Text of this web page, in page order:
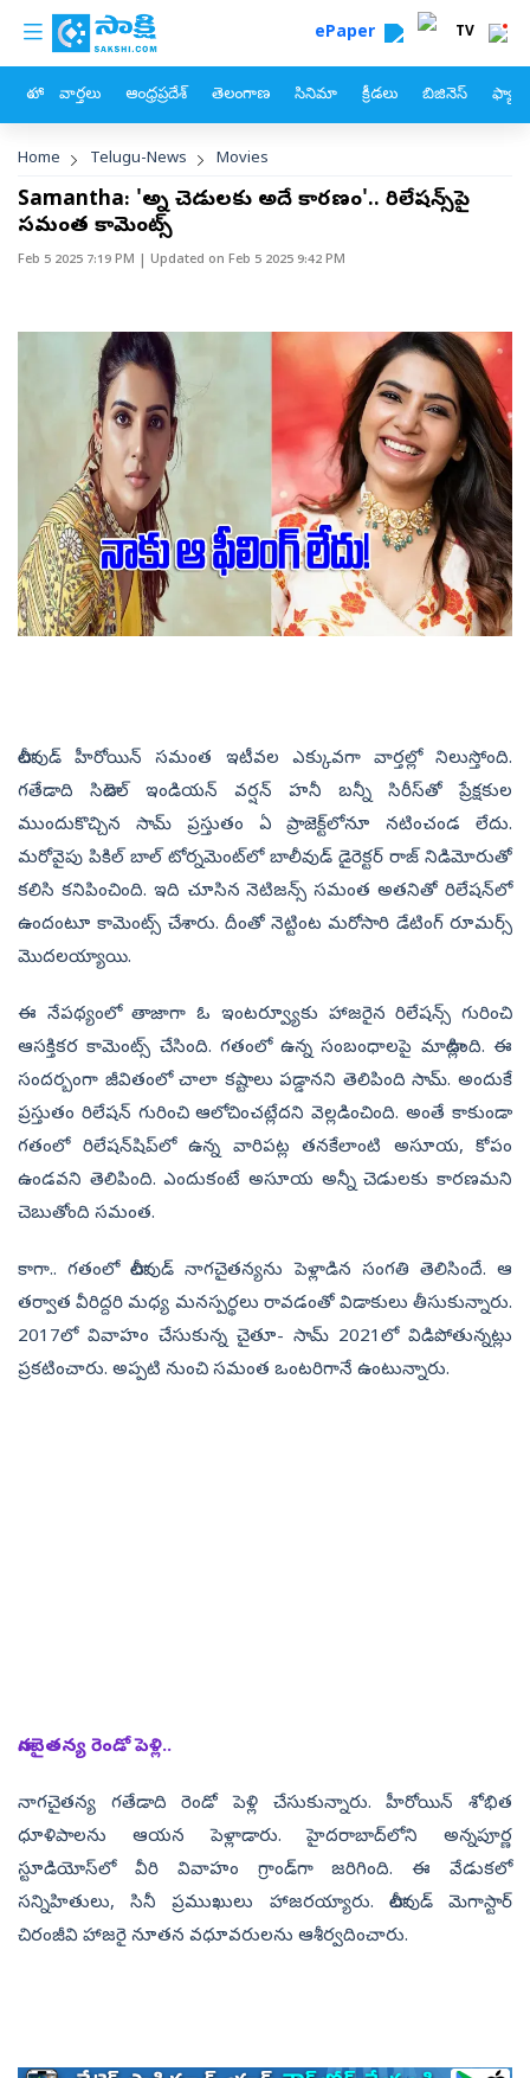
Skip to main content
custom menu ePaper TV
హోం వార్తలు ఆంధ్రప్రదేశ్ తెలంగాణ సినిమా క్రీడలు బిజినెస్
Breadcrumb
Home Telugu-News Movies
Samantha: 'అన్ని చెడులకు అదే కారణం'.. రిలేషన్స్‌పై
సమంత కామెంట్స్
Feb 5 2025 7:19 PM | Updated on Feb 5 2025 9:42 PM
టాలీవుడ్ హీరోయిన్ సమంత ఇటీవల ఎక్కువగా వార్తల్లో నిలుస్తోంది.
గతేడాది సిటాడెల్ ఇండియన్ వర్షన్ హనీ బన్నీ సిరీస్‌తో ప్రేక్షకుల
ముందుకొచ్చిన సామ్ ప్రస్తుతం ఏ ప్రాజెక్ట్‌లోనూ నటించండ లేదు.
మరోవైపు పికిల్ బాల్ టోర్నమెంట్‌లో బాలీవుడ్ డైరెక్టర్‌ రాజ్ నిడిమోరుతో
కలిసి కనిపించింది. ఇది చూసిన నెటిజన్స్ సమంత అతనితో రిలేషన్‌లో
ఉందంటూ కామెంట్స్ చేశారు. దీంతో నెట్టింట మరోసారి డేటింగ్ రూమర్స్
మొదలయ్యాయి.
ఈ నేపథ్యంలో తాజాగా ఓ ఇంటర్వ్యూకు హాజరైన రిలేషన్స్ గురించి
ఆసక్తికర కామెంట్స్ చేసింది. గతంలో ఉన్న సంబంధాలపై మాట్లాడింది. ఈ
సందర్బంగా జీవితంలో చాలా కష్టాలు పడ్డానని తెలిపింది సామ్. అందుకే
ప్రస్తుతం రిలేషన్ గురించి ఆలోచించట్లేదని వెల్లడించింది. అంతే కాకుండా
గతంలో రిలేషన్‌షిప్‌లో ఉన్న వారిపట్ల తనకేలాంటి అసూయ, కోపం
ఉండవని తెలిపింది. ఎందుకంటే అసూయ అన్నీ చెడులకు కారణమని
చెబుతోంది సమంత.
కాగా.. గతంలో టాలీవుడ్ నాగచైతన్యను పెళ్లాడిన సంగతి తెలిసిందే. ఆ
తర్వాత వీరిద్దరి మధ్య మనస్పర్థలు రావడంతో విడాకులు తీసుకున్నారు.
2017లో వివాహం చేసుకున్న చైతూ- సామ్ 2021లో విడిపోతున్నట్లు
ప్రకటించారు. అప్పటి నుంచి సమంత ఒంటరిగానే ఉంటున్నారు.
నాగచైతన్య రెండో పెళ్లి..
నాగచైతన్య గతేడాది రెండో పెళ్లి చేసుకున్నారు. హీరోయిన్‌ శోభిత
ధూళిపాలను ఆయన పెళ్లాడారు. హైదరాబాద్‌లోని అన్నపూర్ణ
స్టూడియోస్‌లో వీరి వివాహం గ్రాండ్‌గా జరిగింది. ఈ వేడుకలో
సన్నిహితులు, సినీ ప్రముఖులు హాజరయ్యారు. టాలీవుడ్‌ మెగాస్టార్‌
చిరంజీవి హాజరై నూతన వధూవరులను ఆశీర్వదించారు.